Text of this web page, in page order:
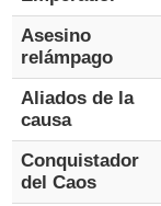
Asesino
relámpago
Aliados de la
causa
Conquistador
del Caos